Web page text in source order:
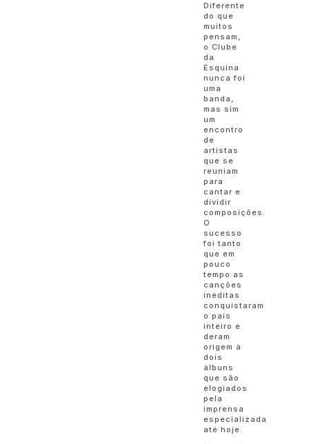
Diferente
do que
muitos
pensam,
o Clube
da
Esquina
nunca foi
uma
banda,
mas sim
um
encontro
de
artistas
que se
reuniam
para
cantar e
dividir
composições.
O
sucesso
foi tanto
que em
pouco
tempo as
canções
inéditas
conquistaram
o país
inteiro e
deram
origem à
dois
álbuns
que são
elogiados
pela
imprensa
especializada
até hoje.